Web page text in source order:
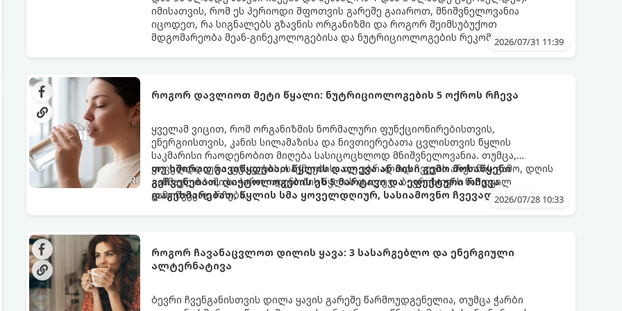
იმისათვის, რომ ეს პერიოდი შფოთვის გარეშე გაიაროთ, მნიშვნელოვანია
იცოდეთ, რა სიგნალებს გზავნის ორგანიზმი და როგორ შეიმსუბუქოთ
მდგომარეობა მეან-გინეკოლოგებისა და ნუტრიციოლოგების რეკომენდაციებით.
2026/07/31 11:39
როგორ დავლიოთ მეტი წყალი: ნუტრიციოლოგების 5 ოქროს რჩევა
ყველამ ვიცით, რომ ორგანიზმის ნორმალური ფუნქციონირებისთვის,
ენერგიისთვის, კანის სილამაზისა და ნივთიერებათა ცვლისთვის წყლის
საკმარისი რაოდენობით მიღება სასიცოცხლოდ მნიშვნელოვანია. თუმცა,
ყოველდღიური ფუსფუსის, საქმეებისა თუ უბრალოდ ჩვევის არქონის გამო, დღის
განმავლობაში საჭირო ოდენობის წყლის დალევა ბევრისთვის ნამდვილ
გამოწვევად რჩება.
თუ ხშირად გავიწყდებათ წყლის დალევა ან მისი გემო მოსაწყენი
გეჩვენებათ, დიეტოლოგების ეს 5 მარტივი და ეფექტური რჩევა
დაგეხმარებათ, წყლის სმა ყოველდღიურ, სასიამოვნო ჩვევად აქციოთ.
2026/07/28 10:33
როგორ ჩავანაცვლოთ დილის ყავა: 3 სასარგებლო და ენერგიული
ალტერნატივა
ბევრი ჩვენგანისთვის დილა ყავის გარეშე წარმოუდგენელია, თუმცა ჭარბი